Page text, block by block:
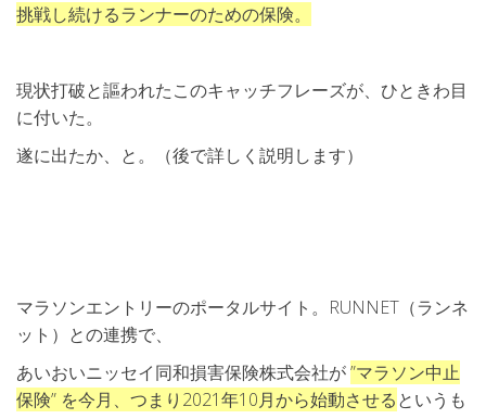
挑戦し続けるランナーのための保険。
現状打破と謳われたこのキャッチフレーズが、ひときわ目
に付いた。
遂に出たか、と。（後で詳しく説明します）
マラソンエントリーのポータルサイト。RUNNET（ランネ
ット）との連携で、
あいおいニッセイ同和損害保険株式会社が”マラソン中止
保険” を今月、つまり2021年10月から始動させるというも